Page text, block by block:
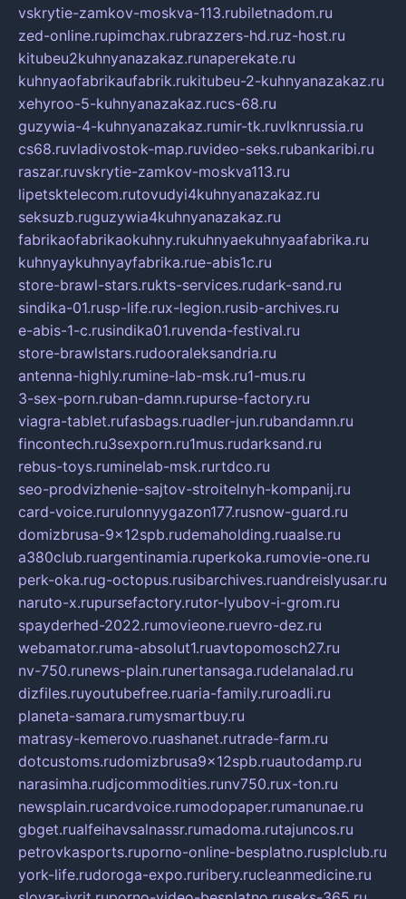
vskrytie-zamkov-moskva-113.rubiletnadom.ru
zed-online.rupimchax.rubrazzers-hd.ruz-host.ru
kitubeu2kuhnyanazakaz.runaperekate.ru
kuhnyaofabrikaufabrik.rukitubeu-2-kuhnyanazakaz.ru
xehyroo-5-kuhnyanazakaz.rucs-68.ru
guzywia-4-kuhnyanazakaz.rumir-tk.ruvlknrussia.ru
cs68.ruvladivostok-map.ruvideo-seks.rubankaribi.ru
raszar.ruvskrytie-zamkov-moskva113.ru
lipetsktelecom.rutovudyi4kuhnyanazakaz.ru
seksuzb.ruguzywia4kuhnyanazakaz.ru
fabrikaofabrikaokuhny.rukuhnyaekuhnyaafabrika.ru
kuhnyaykuhnyayfabrika.rue-abis1c.ru
store-brawl-stars.rukts-services.rudark-sand.ru
sindika-01.rusp-life.rux-legion.rusib-archives.ru
e-abis-1-c.rusindika01.ruvenda-festival.ru
store-brawlstars.rudooraleksandria.ru
antenna-highly.rumine-lab-msk.ru1-mus.ru
3-sex-porn.ruban-damn.rupurse-factory.ru
viagra-tablet.rufasbags.ruadler-jun.rubandamn.ru
fincontech.ru3sexporn.ru1mus.rudarksand.ru
rebus-toys.ruminelab-msk.rurtdco.ru
seo-prodvizhenie-sajtov-stroitelnyh-kompanij.ru
card-voice.rurulonnyygazon177.rusnow-guard.ru
domizbrusa-9x12spb.rudemaholding.ruaalse.ru
a380club.ruargentinamia.ruperkoka.rumovie-one.ru
perk-oka.rug-octopus.rusibarchives.ruandreislyusar.ru
naruto-x.rupursefactory.rutor-lyubov-i-grom.ru
spayderhed-2022.rumovieone.ruevro-dez.ru
webamator.ruma-absolut1.ruavtopomosch27.ru
nv-750.runews-plain.runertansaga.rudelanalad.ru
dizfiles.ruyoutubefree.ruaria-family.ruroadli.ru
planeta-samara.rumysmartbuy.ru
matrasy-kemerovo.ruashanet.rutrade-farm.ru
dotcustoms.rudomizbrusa9x12spb.ruautodamp.ru
narasimha.rudjcommodities.runv750.rux-ton.ru
newsplain.rucardvoice.rumodopaper.rumanunae.ru
gbget.rualfeihavsalnassr.rumadoma.rutajuncos.ru
petrovkasports.ruporno-online-besplatno.rusplclub.ru
york-life.rudoroga-expo.ruribery.rucleanmedicine.ru